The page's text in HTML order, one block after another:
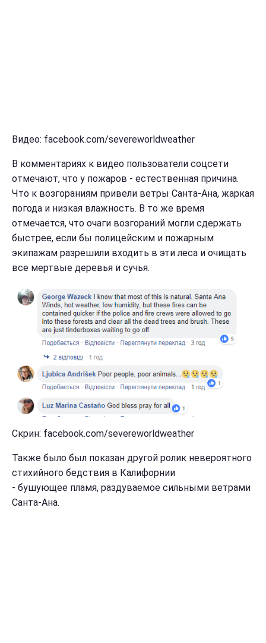
Видео: facebook.com/severeworldweather
В комментариях к видео пользователи соцсети
отмечают, что у пожаров - естественная причина.
Что к возгораниям привели ветры Санта-Ана, жаркая
погода и низкая влажность. В то же время
отмечается, что очаги возгораний могли сдержать
быстрее, если бы полицейским и пожарным
экипажам разрешили входить в эти леса и очищать
все мертвые деревья и сучья.
Скрин: facebook.com/severeworldweather
Также было был показан другой ролик невероятного
стихийного бедствия в Калифорнии
- бушующее пламя, раздуваемое сильными ветрами
Санта-Ана.